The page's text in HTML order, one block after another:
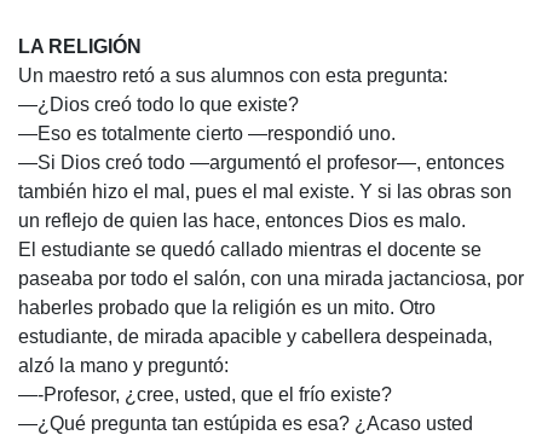
LA RELIGIÓN
Un maestro retó a sus alumnos con esta pregunta:
—¿Dios creó todo lo que existe?
—Eso es totalmente cierto —respondió uno.
—Si Dios creó todo —argumentó el profesor—, entonces
también hizo el mal, pues el mal existe. Y si las obras son
un reflejo de quien las hace, entonces Dios es malo.
El estudiante se quedó callado mientras el docente se
paseaba por todo el salón, con una mirada jactanciosa, por
haberles probado que la religión es un mito. Otro
estudiante, de mirada apacible y cabellera despeinada,
alzó la mano y preguntó:
—-Profesor, ¿cree, usted, que el frío existe?
—¿Qué pregunta tan estúpida es esa? ¿Acaso usted